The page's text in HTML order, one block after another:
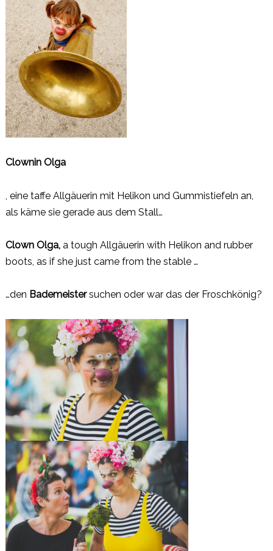
Clownin Olga
, eine taffe Allgäuerin mit Helikon und Gummistiefeln an,
als käme sie gerade aus dem Stall…
Clown Olga,a tough Allgäuerin with Helikon and rubber
boots, as if she just came from the stable …
…den Bademeistersuchen oder war das der Froschkönig?